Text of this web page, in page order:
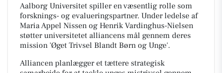
Aalborg Universitet spiller en væsentlig rolle som
forsknings- og evalueringspartner. Under ledelse af
Maria Appel Nissen og Henrik Vardinghus-Nielsen
støtter universitetet alliancens mål gennem deres
mission 'Øget Trivsel Blandt Børn og Unge'.
Alliancen planlægger et tættere strategisk